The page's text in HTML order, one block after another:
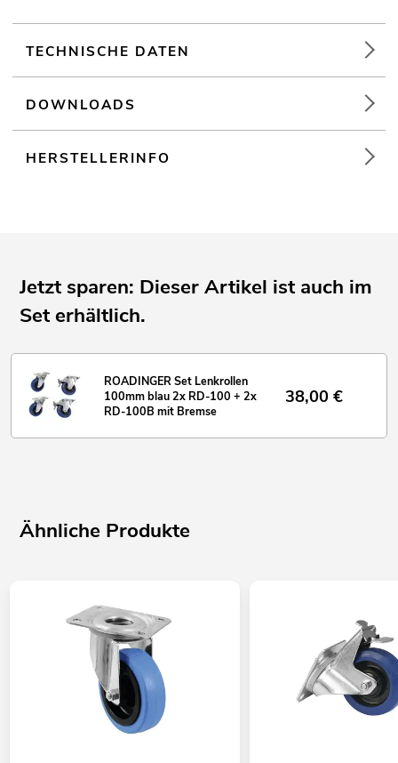
TECHNISCHE DATEN
DOWNLOADS
HERSTELLERINFO
Jetzt sparen: Dieser Artikel ist auch im
Set erhältlich.
ROADINGER Set Lenkrollen
100mm blau 2x RD-100 + 2x
RD-100B mit Bremse
38,00 €
Ähnliche Produkte